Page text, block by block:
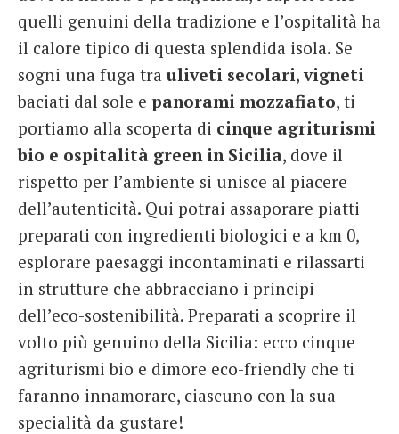
quelli genuini della tradizione e l’ospitalità ha
il calore tipico di questa splendida isola. Se
sogni una fuga tra uliveti secolari,vigneti
baciati dal sole e panorami mozzafiato, ti
portiamo alla scoperta di cinque agriturismi
bio e ospitalità green in Sicilia, dove il
rispetto per l’ambiente si unisce al piacere
dell’autenticità. Qui potrai assaporare piatti
preparati con ingredienti biologici e a km 0,
esplorare paesaggi incontaminati e rilassarti
in strutture che abbracciano i principi
dell’eco-sostenibilità. Preparati a scoprire il
volto più genuino della Sicilia: ecco cinque
agriturismi bio e dimore eco-friendly che ti
faranno innamorare, ciascuno con la sua
specialità da gustare!